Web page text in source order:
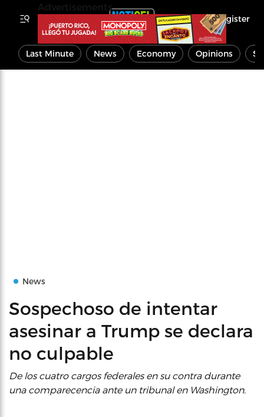
Register
Last Minute News Economy Opinions
News
Sospechoso de intentar
asesinar a Trump se declara
no culpable
De los cuatro cargos federales en su contra durante
una comparecencia ante un tribunal en Washington.
Advertisements